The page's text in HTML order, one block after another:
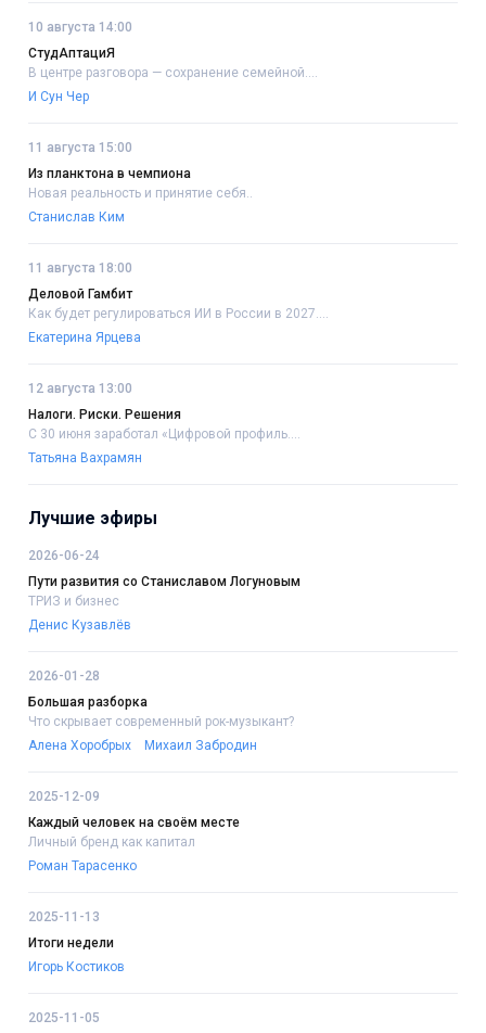
10 августа 14:00
СтудАптациЯ
В центре разговора — сохранение семейной....
И Сун Чер
11 августа 15:00
Из планктона в чемпиона
Новая реальность и принятие себя..
Станислав Ким
11 августа 18:00
Деловой Гамбит
Как будет регулироваться ИИ в России в 2027....
Екатерина Ярцева
12 августа 13:00
Налоги. Риски. Решения
С 30 июня заработал «Цифровой профиль....
Татьяна Вахрамян
Лучшие эфиры
2026-06-24
Пути развития со Станиславом Логуновым
ТРИЗ и бизнес
Денис Кузавлёв
2026-01-28
Большая разборка
Что скрывает современный рок-музыкант?
Алена Хоробрых
Михаил Забродин
2025-12-09
Каждый человек на своём месте
Личный бренд как капитал
Роман Тарасенко
2025-11-13
Итоги недели
Игорь Костиков
2025-11-05